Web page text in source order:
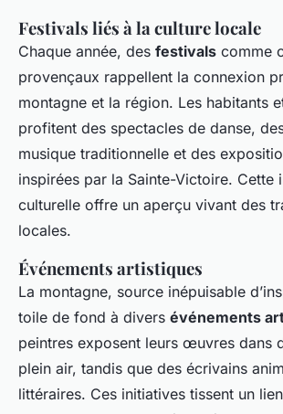
Festivals liés à la culture locale
Chaque année, des festivals comme
provençaux rappellent la connexion
montagne et la région. Les habitants
profitent des spectacles de danse,
musique traditionnelle et des
inspirées par la Sainte-Victoire. Cette
culturelle offre un aperçu vivant des
locales.
Événements artistiques
La montagne, source inépuisable
toile de fond à divers événements
peintres exposent leurs œuvres dans
plein air, tandis que des écrivains
littéraires. Ces initiatives tissent un